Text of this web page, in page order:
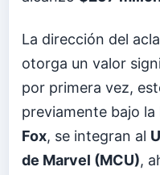
La dirección del
otorga un valor
por primera vez,
previamente bajo la
Fox, se integran al
de Marvel (MCU),